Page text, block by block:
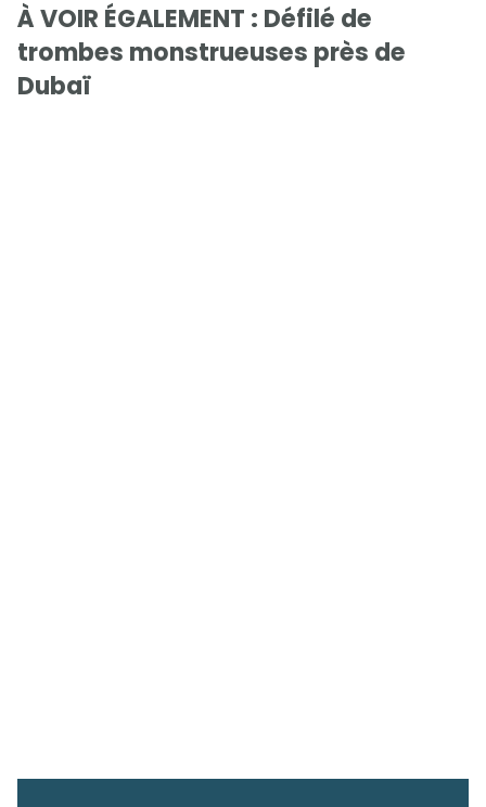
À VOIR ÉGALEMENT : Défilé de
trombes monstrueuses près de
Dubaï